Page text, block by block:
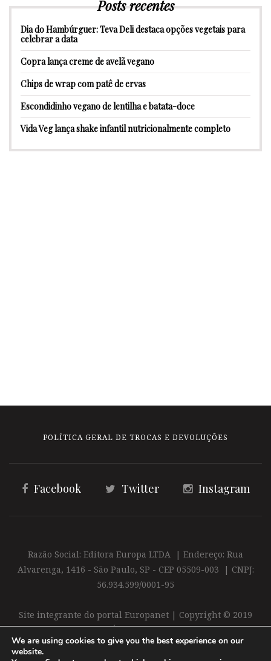
Posts recentes
Dia do Hambúrguer: Teva Deli destaca opções vegetais para
celebrar a data
Copra lança creme de avelã vegano
Chips de wrap com patê de ervas
Escondidinho vegano de lentilha e batata-doce
Vida Veg lança shake infantil nutricionalmente completo
POLÍTICA GERAL DE TROCAS E DEVOLUÇÕES
Facebook Twitter Instagram
Razão Social: Editora Europa LTDA | Endereço: Rua
Alvarenga, 1416 - São Paulo, SP - CEP 05509-003 | CNPJ:
56.934.599/0001-95
Site integrante do portal Europanet | Copyright © 2019
Editora Europa Ltda. É proibida a reprodução total ou
parcial do conteúdo deste site
We are using cookies to give you the best experience on our
website.